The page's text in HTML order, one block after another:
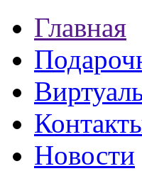
Главная
Новости